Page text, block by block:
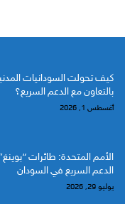
كيف تحولت السودانيات
بالتعاون مع الدعم السريع؟
أغسطس 1, 2026
الأمم المتحدة: طائرات
الدعم السريع في السودان
يوليو 29, 2026